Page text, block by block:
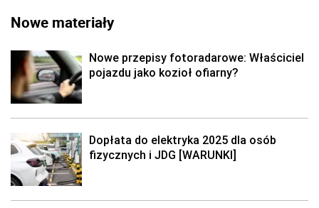
Nowe materiały
Nowe przepisy fotoradarowe: Właściciel
pojazdu jako kozioł ofiarny?
Dopłata do elektryka 2025 dla osób
fizycznych i JDG [WARUNKI]